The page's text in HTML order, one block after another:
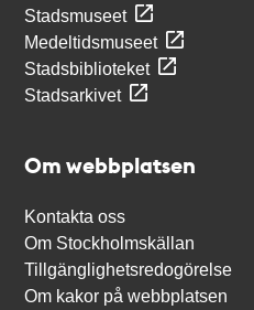
Stadsmuseet
Medeltidsmuseet
Stadsbiblioteket
Stadsarkivet
Om webbplatsen
Kontakta oss
Om Stockholmskällan
Tillgänglighetsredogörelse
Om kakor på webbplatsen